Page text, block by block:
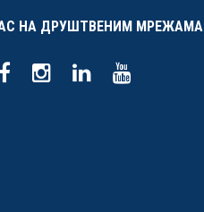
НА ДРУШТВЕНИМ МРЕЖАМА